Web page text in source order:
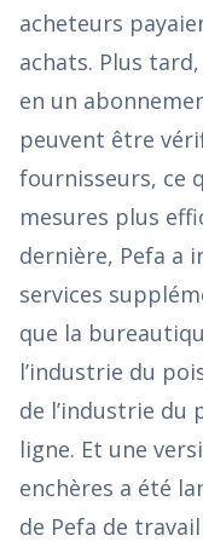
acheteurs
achats. Plus
en un
peuvent être
fournisseurs, ce
mesures plus
dernière, Pefa a
services
que la
l’industrie du
de l’industrie du
ligne. Et une
enchères a été
de Pefa de